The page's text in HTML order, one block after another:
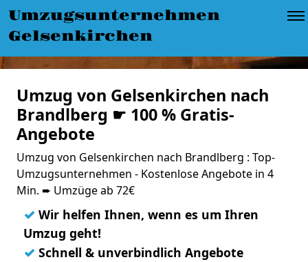
Umzugsunternehmen
Gelsenkirchen
Umzug von Gelsenkirchen nach
Brandlberg ☛ 100 % Gratis-
Angebote
Umzug von Gelsenkirchen nach Brandlberg : Top-
Umzugsunternehmen - Kostenlose Angebote in 4
Min. ➨ Umzüge ab 72€
✓ Wir helfen Ihnen, wenn es um Ihren
Umzug geht!
✓ Schnell & unverbindlich Angebote